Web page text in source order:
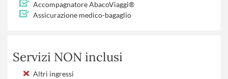
Accompagnatore AbacoViaggi®
Assicurazione medico-bagaglio
Servizi NON inclusi
Altri ingressi